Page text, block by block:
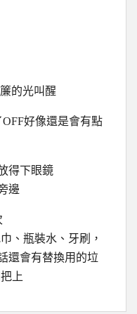
的光叫醒
好像還是會有點
得下眼鏡
邊
、瓶裝水、牙刷，
還會有替換用的垃
上